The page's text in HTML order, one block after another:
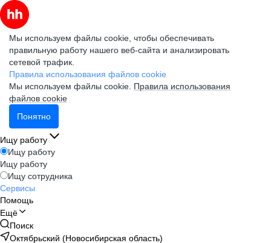
Мы используем файлы cookie, чтобы обеспечивать
правильную работу нашего веб-сайта и анализировать
сетевой трафик.
Правила использования файлов cookie
Мы используем файлы cookie. Правила использования
файлов cookie
Понятно
Ищу работу
Ищу работу
Ищу работу
Ищу сотрудника
Сервисы
Помощь
Ещё
Поиск
Октябрьский (Новосибирская область)